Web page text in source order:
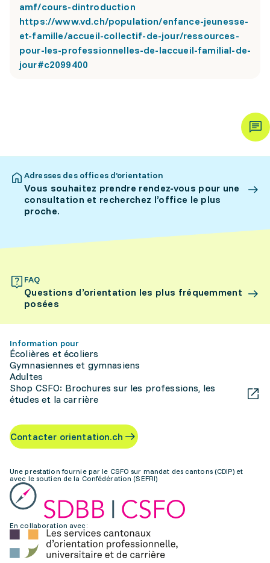
amf/cours-dintroduction
https://www.vd.ch/population/enfance-jeunesse-
et-famille/accueil-collectif-de-jour/ressources-
pour-les-professionnelles-de-laccueil-familial-de-
jour#c2099400
Adresses des offices d’orientation
Vous souhaitez prendre rendez-vous pour une
consultation et recherchez l’office le plus
proche.
FAQ
Questions d’orientation les plus fréquemment
posées
Information pour
Écolières et écoliers
Gymnasiennes et gymnasiens
Adultes
Shop CSFO: Brochures sur les professions, les
études et la carrière
Contacter orientation.ch
Une prestation fournie par le CSFO sur mandat des cantons (CDIP) et
avec le soutien de la Confédération (SEFRI)
En collaboration avec: